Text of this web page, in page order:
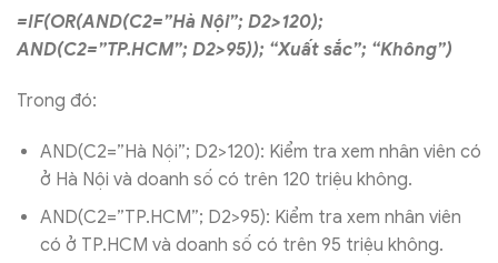
=IF(OR(AND(C2=”Hà Nội”; D2>120);
AND(C2=”TP.HCM”; D2>95)); “Xuất sắc”; “Không”)
Trong đó:
AND(C2=”Hà Nội”; D2>120): Kiểm tra xem nhân viên có
ở Hà Nội và doanh số có trên 120 triệu không.
AND(C2=”TP.HCM”; D2>95): Kiểm tra xem nhân viên
có ở TP.HCM và doanh số có trên 95 triệu không.